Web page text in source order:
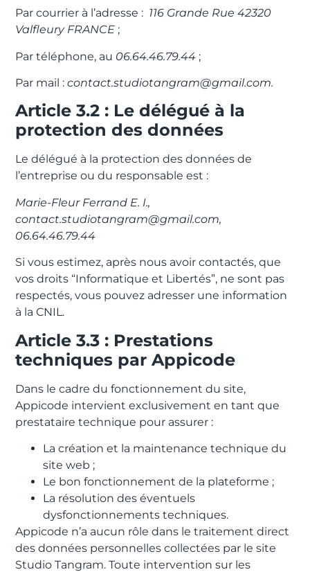
Par courrier à l’adresse : 116 Grande Rue 42320
Valfleury FRANCE ;
Par téléphone, au 06.64.46.79.44 ;
Par mail :contact.studiotangram@gmail.com.
Article 3.2 : Le délégué à la
protection des données
Le délégué à la protection des données de
l’entreprise ou du responsable est :
Marie-Fleur Ferrand E. I.,
contact.studiotangram@gmail.com,
06.64.46.79.44
Si vous estimez, après nous avoir contactés, que
vos droits “Informatique et Libertés”, ne sont pas
respectés, vous pouvez adresser une information
à la CNIL.
Article 3.3 : Prestations
techniques par Appicode
Dans le cadre du fonctionnement du site,
Appicode intervient exclusivement en tant que
prestataire technique pour assurer :
La création et la maintenance technique du
site web ;
Le bon fonctionnement de la plateforme ;
La résolution des éventuels
dysfonctionnements techniques.
Appicode n’a aucun rôle dans le traitement direct
des données personnelles collectées par le site
Studio Tangram. Toute intervention sur les